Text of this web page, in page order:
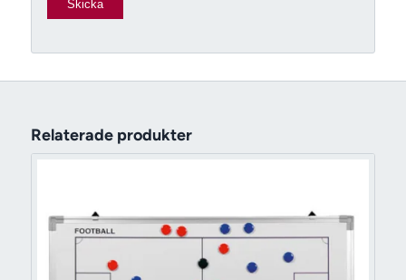
Relaterade produkter